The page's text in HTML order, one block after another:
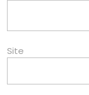
Site